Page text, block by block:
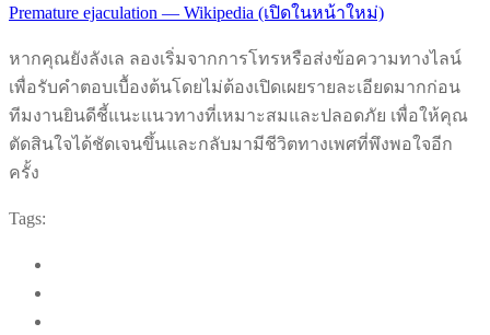
Premature ejaculation — Wikipedia (เปิดในหน้าใหม่)
หากคุณยังลังเล ลองเริ่มจากการโทรหรือส่งข้อความทางไลน์
เพื่อรับคำตอบเบื้องต้นโดยไม่ต้องเปิดเผยรายละเอียดมากก่อน
ทีมงานยินดีชี้แนะแนวทางที่เหมาะสมและปลอดภัย เพื่อให้คุณ
ตัดสินใจได้ชัดเจนขึ้นและกลับมามีชีวิตทางเพศที่พึงพอใจอีก
ครั้ง
Tags: